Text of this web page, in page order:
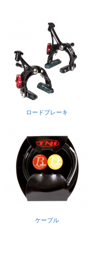
ロードブレーキ
ケーブル